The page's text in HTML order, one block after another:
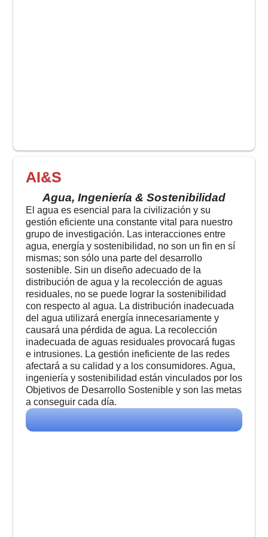
AI&S
Agua, Ingeniería & Sostenibilidad
El agua es esencial para la civilización y su
gestión eficiente una constante vital para nuestro
grupo de investigación. Las interacciones entre
agua, energía y sostenibilidad, no son un fin en sí
mismas; son sólo una parte del desarrollo
sostenible. Sin un diseño adecuado de la
distribución de agua y la recolección de aguas
residuales, no se puede lograr la sostenibilidad
con respecto al agua. La distribución inadecuada
del agua utilizará energía innecesariamente y
causará una pérdida de agua. La recolección
inadecuada de aguas residuales provocará fugas
e intrusiones. La gestión ineficiente de las redes
afectará a su calidad y a los consumidores. Agua,
ingeniería y sostenibilidad están vinculados por los
Objetivos de Desarrollo Sostenible y son las metas
a conseguir cada día.